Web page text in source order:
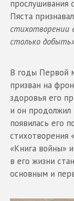
прослушивания
Пяста
стихотворении
столько
В годы Первой
призван на
здоровья его
и он продолжил
появилась его
стихотворения
«Книга войны»
в его жизни
основным и